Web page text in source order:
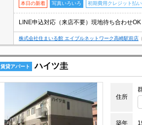
本日の新着 写真いろいろ 初期費用クレジット払
株式会社住まいる館 エイブルネットワーク高崎駅前店
賃貸アパート ハイツ圭
住所
築年